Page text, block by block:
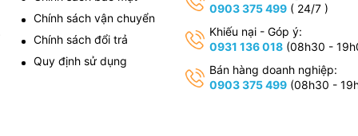
máy rửa chén công nghiệp UTC-2000HD không chỉ
sạch đỉnh cao cho các vật dụng.
thuần là một thiết bị rửa bát, mà còn là một chậu
từ rau củ quả đến hải sản và thịt gia cầm.
sẽ thẩm thấu sâu vào bên trong thực phẩm, giúp
xử lý qua máy, chúng sẽ trở nên hoàn toàn
Chính sách vận chuyển
Chính sách đổi trả
Quy định sử dụng
0903 375 499( 24/7 )
Khiếu nại - Góp ý:
0931 136 018(08h30 -
Bán hàng doanh nghiệp:
0903 375 499(08h30 -